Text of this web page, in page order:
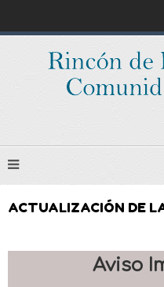
ACTUALIZACIÓN DE
Aviso